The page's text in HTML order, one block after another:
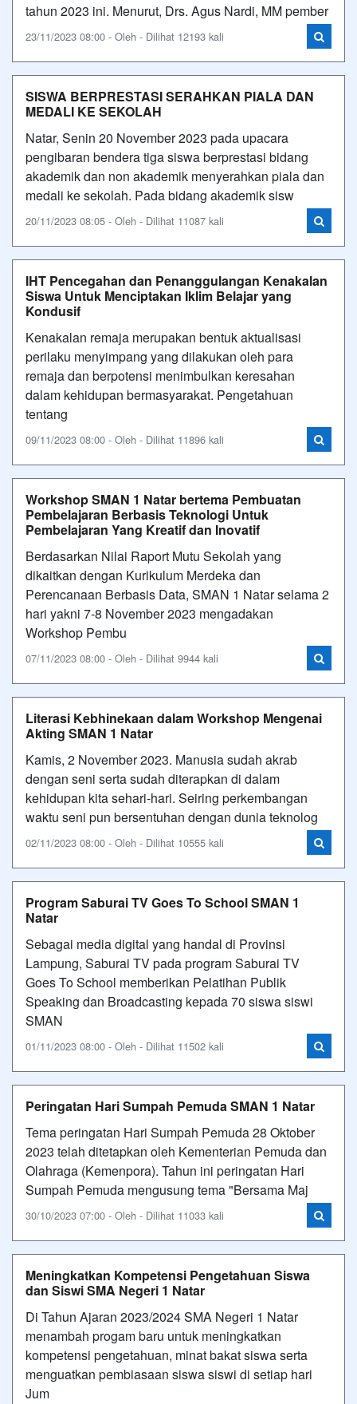
tahun 2023 ini. Menurut, Drs. Agus Nardi, MM pember
23/11/2023 08:00 - Oleh - Dilihat 12193 kali
SISWA BERPRESTASI SERAHKAN PIALA DAN
MEDALI KE SEKOLAH
Natar, Senin 20 November 2023 pada upacara
pengibaran bendera tiga siswa berprestasi bidang
akademik dan non akademik menyerahkan piala dan
medali ke sekolah. Pada bidang akademik sisw
20/11/2023 08:05 - Oleh - Dilihat 11087 kali
IHT Pencegahan dan Penanggulangan Kenakalan
Siswa Untuk Menciptakan Iklim Belajar yang
Kondusif
Kenakalan remaja merupakan bentuk aktualisasi
perilaku menyimpang yang dilakukan oleh para
remaja dan berpotensi menimbulkan keresahan
dalam kehidupan bermasyarakat. Pengetahuan
tentang
09/11/2023 08:00 - Oleh - Dilihat 11896 kali
Workshop SMAN 1 Natar bertema Pembuatan
Pembelajaran Berbasis Teknologi Untuk
Pembelajaran Yang Kreatif dan Inovatif
Berdasarkan Nilai Raport Mutu Sekolah yang
dikaitkan dengan Kurikulum Merdeka dan
Perencanaan Berbasis Data, SMAN 1 Natar selama 2
hari yakni 7-8 November 2023 mengadakan
Workshop Pembu
07/11/2023 08:00 - Oleh - Dilihat 9944 kali
Literasi Kebhinekaan dalam Workshop Mengenai
Akting SMAN 1 Natar
Kamis, 2 November 2023. Manusia sudah akrab
dengan seni serta sudah diterapkan di dalam
kehidupan kita sehari-hari. Seiring perkembangan
waktu seni pun bersentuhan dengan dunia teknolog
02/11/2023 08:00 - Oleh - Dilihat 10555 kali
Program Saburai TV Goes To School SMAN 1
Natar
Sebagai media digital yang handal di Provinsi
Lampung, Saburai TV pada program Saburai TV
Goes To School memberikan Pelatihan Publik
Speaking dan Broadcasting kepada 70 siswa siswi
SMAN
01/11/2023 08:00 - Oleh - Dilihat 11502 kali
Peringatan Hari Sumpah Pemuda SMAN 1 Natar
Tema peringatan Hari Sumpah Pemuda 28 Oktober
2023 telah ditetapkan oleh Kementerian Pemuda dan
Olahraga (Kemenpora). Tahun ini peringatan Hari
Sumpah Pemuda mengusung tema "Bersama Maj
30/10/2023 07:00 - Oleh - Dilihat 11033 kali
Meningkatkan Kompetensi Pengetahuan Siswa
dan Siswi SMA Negeri 1 Natar
Di Tahun Ajaran 2023/2024 SMA Negeri 1 Natar
menambah progam baru untuk meningkatkan
kompetensi pengetahuan, minat bakat siswa serta
menguatkan pembiasaan siswa siswi di setiap hari
Jum